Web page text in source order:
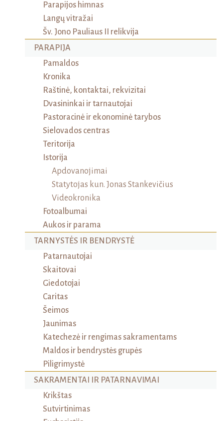
Parapijos himnas
Langų vitražai
Šv. Jono Pauliaus II relikvija
PARAPIJA
Pamaldos
Kronika
Raštinė, kontaktai, rekvizitai
Dvasininkai ir tarnautojai
Pastoracinė ir ekonominė tarybos
Sielovados centras
Teritorija
Istorija
Apdovanojimai
Statytojas kun. Jonas Stankevičius
Videokronika
Fotoalbumai
Aukos ir parama
TARNYSTĖS IR BENDRYSTĖ
Patarnautojai
Skaitovai
Giedotojai
Caritas
Šeimos
Jaunimas
Katechezė ir rengimas sakramentams
Maldos ir bendrystės grupės
Piligrimystė
SAKRAMENTAI IR PATARNAVIMAI
Krikštas
Sutvirtinimas